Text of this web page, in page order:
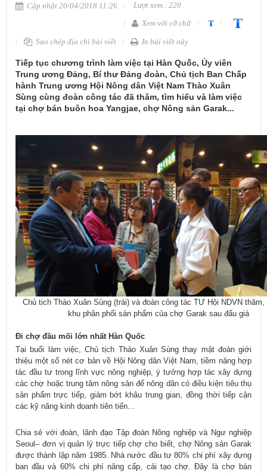
Cập nhật 20/04/2018 11:26
Lượt xem : 220
Xem với cỡ chữ
Sao chép địa chỉ bài viết In bài viết này
Tiếp tục chương trình làm việc tại Hàn Quốc, Ủy viên
Trung ương Đảng, Bí thư Đảng đoàn, Chủ tịch Ban Chấp
hành Trung ương Hội Nông dân Việt Nam Thào Xuân
Sùng cùng đoàn công tác đã thăm, tìm hiểu và làm việc
tại chợ bán buôn hoa Yangjae, chợ Nông sản Garak...
Chủ tịch Thào Xuân Sùng (trái) và đoàn công tác TƯ Hội NDVN
khu phân phối sản phẩm của chợ Garak sau đấu giá
Đi chợ đầu mối lớn nhất Hàn Quốc
Tại buổi làm việc, Chủ tịch Thảo Xuân Sùng thay mặt đoàn giới
thiệu một số nét cơ bản về Hội Nông dân Việt Nam, tiềm năng hợp
tác đầu tư trong lĩnh vực nông nghiệp, ý tưởng hợp tác xây dựng
các chợ hoặc trung tâm nông sản để nông dân có điều kiện tiêu thụ
sản phẩm trực tiếp, giảm bớt khâu trung gian, đồng thời tiếp cận
các kỹ năng kinh doanh tiên tiến...
Chia sẻ với đoàn, lãnh đạo Tập đoàn Nông nghiệp và Ngư nghiệp
Seoul– đơn vị quản lý trực tiếp chợ cho biết, chợ Nông sản Garak
được thành lập năm 1985. Nhà nước đầu tư 80% chi phí xây dựng
ban đầu và 60% chi phí nâng cấp, cải tạo chợ. Đây là chợ bán